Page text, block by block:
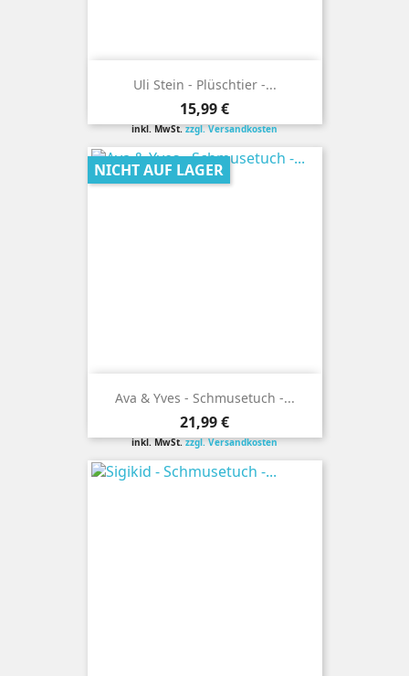
Uli Stein - Plüschtier -...
Preis
15,99 €
inkl. MwSt.zzgl. Versandkosten
Ava & Yves - Schmusetuch -...
Preis
21,99 €
inkl. MwSt.zzgl. Versandkosten
NICHT AUF LAGER